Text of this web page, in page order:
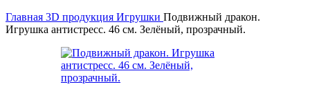
Главная 3D продукция Игрушки Подвижный дракон.
Игрушка антистресс. 46 см. Зелёный, прозрачный.